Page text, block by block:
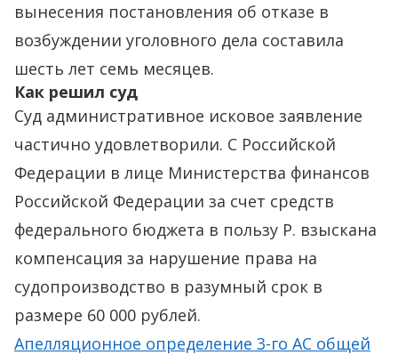
вынесения постановления об отказе в
возбуждении уголовного дела составила
шесть лет семь месяцев.
Как решил суд
Суд административное исковое заявление
частично удовлетворили. С Российской
Федерации в лице Министерства финансов
Российской Федерации за счет средств
федерального бюджета в пользу Р. взыскана
компенсация за нарушение права на
судопроизводство в разумный срок в
размере 60 000 рублей.
Апелляционное определение 3-го АС общей